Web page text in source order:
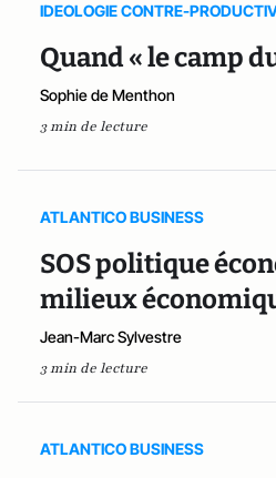
IDEOLOGIE CONTRE-
Quand « le camp
Sophie de Menthon
3 min de lecture
ATLANTICO BUSINESS
SOS politique
milieux
Jean-Marc Sylvestre
3 min de lecture
ATLANTICO BUSINESS